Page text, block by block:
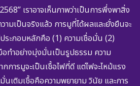
เราอาจเห็นภาพว่าเป็นการพึ่งพาสิ่ง
มเป็นจริงแล้ว การมูที่ได้ผลและยั่งยืนจะ
ระกอบหลักคือ (1) ความเชื่อมั่น (2)
ทำอย่างมุ่งมั่นเป็นรูปธรรม ความ
การมูจะเป็นเชื้อไฟที่ดี แต่ไฟจะไหม้แรง
นเติมเชื้อคือความพยายาม วินัย และการ